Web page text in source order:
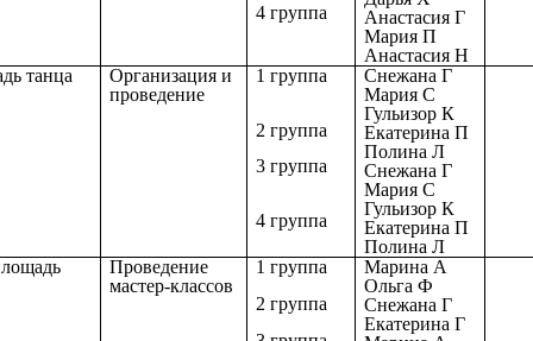
4 группа
Анастасия Г
Мария П
Анастасия Н
танца
Организация и
проведение
1 группа
2 группа
3 группа
4 группа
Снежана Г
Мария С
Гульизор К
Екатерина П
Полина Л
Снежана Г
Мария С
Гульизор К
Екатерина П
Полина Л
Проведение
мастер-классов
1 группа
2 группа
Марина А
Ольга Ф
Снежана Г
Екатерина Г